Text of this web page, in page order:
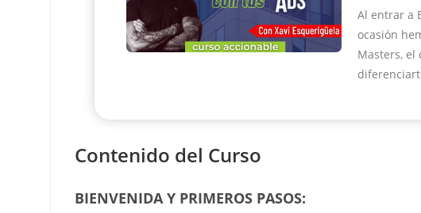
Al entrar a
ocasión
Masters, el
Contenido del Curso
BIENVENIDA Y PRIMEROS PASOS: